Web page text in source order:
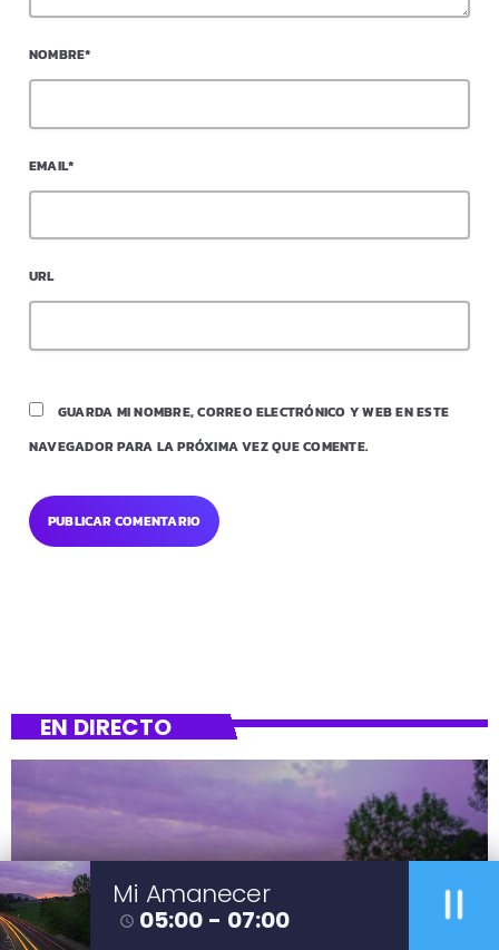
NOMBRE*
EMAIL*
URL
GUARDA MI NOMBRE, CORREO ELECTRÓNICO Y WEB EN ESTE
NAVEGADOR PARA LA PRÓXIMA VEZ QUE COMENTE.
EN DIRECTO
POP
Mi Amanecer
access_time 05:00 - 07:00 pause